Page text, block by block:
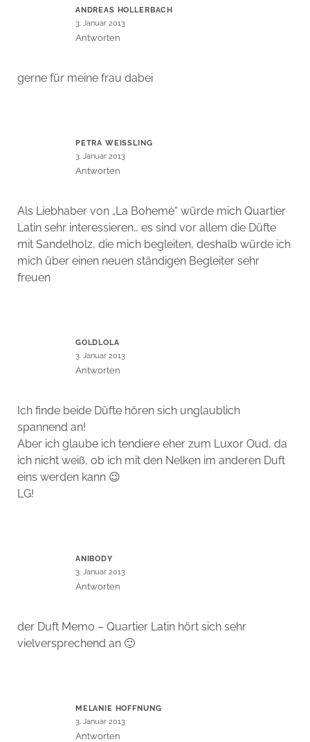
ANDREAS HOLLERBACH
3. Januar 2013
Antworten
gerne für meine frau dabei
PETRA WEISSLING
3. Januar 2013
Antworten
Als Liebhaber von „La Bohemè“ würde mich Quartier
Latin sehr interessieren… es sind vor allem die Düfte
mit Sandelholz, die mich begleiten, deshalb würde ich
mich über einen neuen ständigen Begleiter sehr
freuen
GOLDLOLA
3. Januar 2013
Antworten
Ich finde beide Düfte hören sich unglaublich
spannend an!
Aber ich glaube ich tendiere eher zum Luxor Oud, da
ich nicht weiß, ob ich mit den Nelken im anderen Duft
eins werden kann 😉
LG!
ANIBODY
3. Januar 2013
Antworten
der Duft Memo – Quartier Latin hört sich sehr
vielversprechend an 🙂
MELANIE HOFFNUNG
3. Januar 2013
Antworten